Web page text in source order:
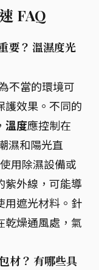
FAQ
要？ 溫濕度光
不當的環境可
護效果。不同的
溫度應控制在
濕和陽光直
用除濕設備或
紫外線，可能導
用遮光材料。針
乾燥通風處，氣
材？ 有哪些具